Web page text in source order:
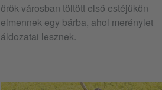
örök városban töltött első estéjükön
elmennek egy bárba, ahol merénylet
áldozatai lesznek.